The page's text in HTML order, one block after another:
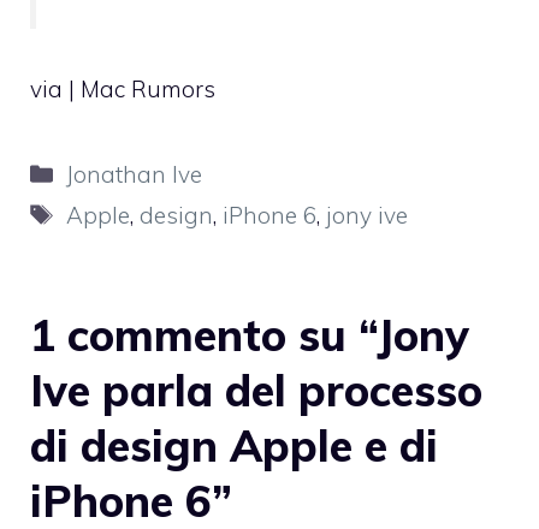
via | Mac Rumors
Categorie
Jonathan Ive
Tag
Apple, design, iPhone 6, jony ive
1 commento su “Jony
Ive parla del processo
di design Apple e di
iPhone 6”